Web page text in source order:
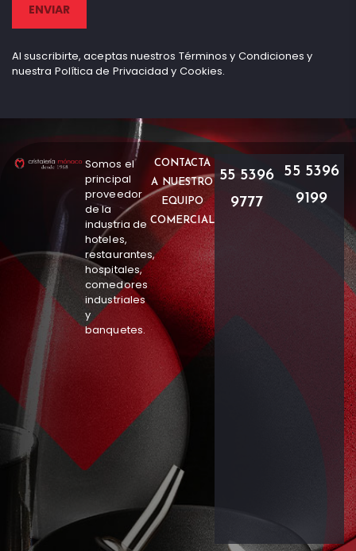
Al suscribirte, aceptas nuestros Términos y Condiciones y
nuestra Política de Privacidad y Cookies.
Somos el
principal
proveedor
de la
industria de
hoteles,
restaurantes,
hospitales,
comedores
industriales
y
banquetes.
CONTACTA
A NUESTRO
EQUIPO
COMERCIAL
55 5396
9777
55 5396
9199